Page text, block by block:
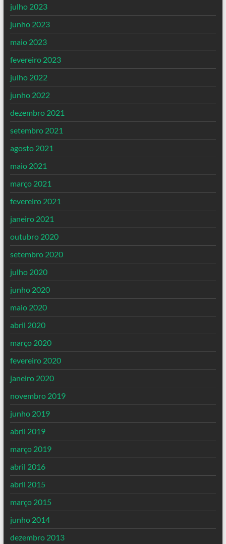
julho 2023
junho 2023
maio 2023
fevereiro 2023
julho 2022
junho 2022
dezembro 2021
setembro 2021
agosto 2021
maio 2021
março 2021
fevereiro 2021
janeiro 2021
outubro 2020
setembro 2020
julho 2020
junho 2020
maio 2020
abril 2020
março 2020
fevereiro 2020
janeiro 2020
novembro 2019
junho 2019
abril 2019
março 2019
abril 2016
abril 2015
março 2015
junho 2014
dezembro 2013